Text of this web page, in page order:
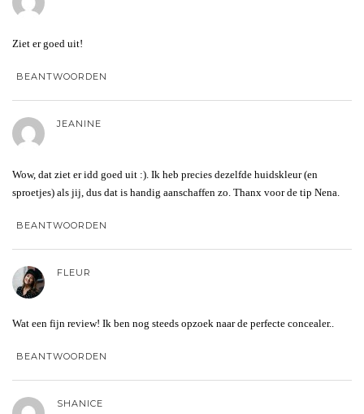
Ziet er goed uit!
BEANTWOORDEN
JEANINE
Wow, dat ziet er idd goed uit :). Ik heb precies dezelfde huidskleur (en
sproetjes) als jij, dus dat is handig aanschaffen zo. Thanx voor de tip Nena.
BEANTWOORDEN
FLEUR
Wat een fijn review! Ik ben nog steeds opzoek naar de perfecte concealer..
BEANTWOORDEN
SHANICE